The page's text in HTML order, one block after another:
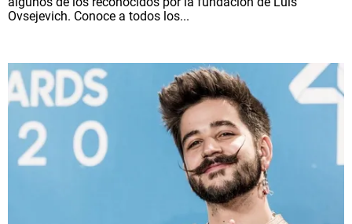
Ovsejevich. Conoce a todos los...